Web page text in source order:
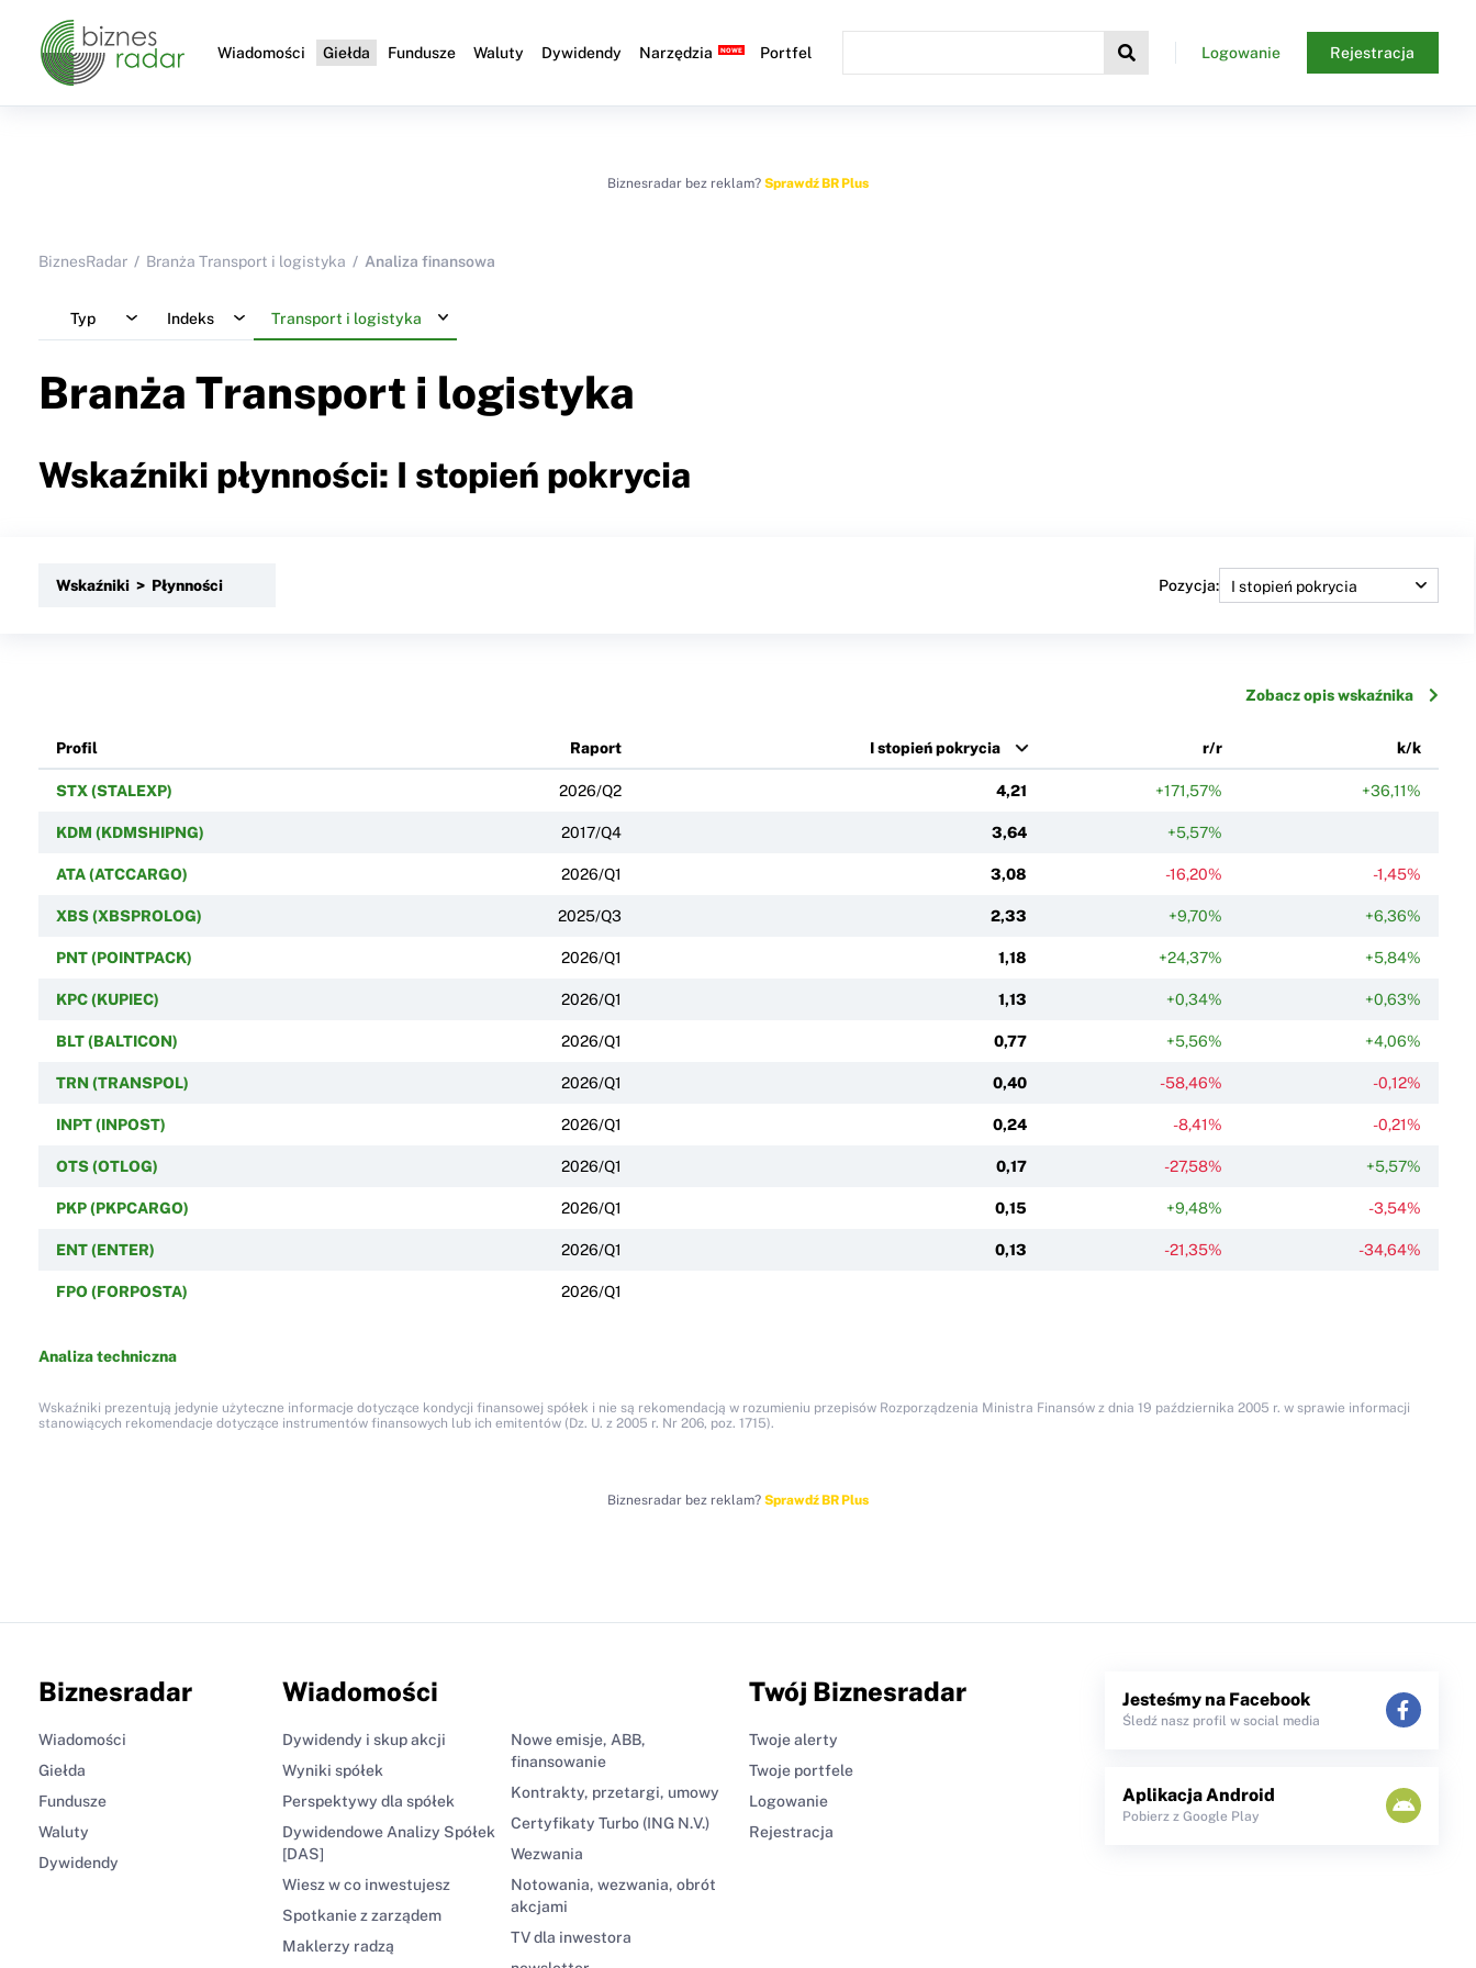
Wiadomości Giełda Fundusze Waluty Dywidendy Narzędzia Portfel Logowanie Rejestracja
Biznesradar bez reklam? Sprawdź BR Plus
BiznesRadar Branża Transport i logistyka Analiza finansowa
Typ Indeks Transport i logistyka
Branża Transport i logistyka
Wskaźniki płynności: I stopień pokrycia
Wskaźniki > Płynności Pozycja:
Zobacz opis wskaźnika
Profil Raport I stopień pokrycia r/r k/k
STX (STALEXP) 2026/Q2 4,21 +171,57% +36,11%
KDM (KDMSHIPNG) 2017/Q4 3,64 +5,57%
ATA (ATCCARGO) 2026/Q1 3,08 -16,20% -1,45%
XBS (XBSPROLOG) 2025/Q3 2,33 +9,70% +6,36%
PNT (POINTPACK) 2026/Q1 1,18 +24,37% +5,84%
KPC (KUPIEC) 2026/Q1 1,13 +0,34% +0,63%
BLT (BALTICON) 2026/Q1 0,77 +5,56% +4,06%
TRN (TRANSPOL) 2026/Q1 0,40 -58,46% -0,12%
INPT (INPOST) 2026/Q1 0,24 -8,41% -0,21%
OTS (OTLOG) 2026/Q1 0,17 -27,58% +5,57%
PKP (PKPCARGO) 2026/Q1 0,15 +9,48% -3,54%
ENT (ENTER) 2026/Q1 0,13 -21,35% -34,64%
FPO (FORPOSTA) 2026/Q1
Analiza techniczna
Wskaźniki prezentują jedynie użyteczne informacje dotyczące kondycji finansowej spółek i nie są rekomendacją w rozumieniu przepisów Rozporządzenia Ministra Finansów z dnia 19 października 2005 r. w sprawie informacji
stanowiących rekomendacje dotyczące instrumentów finansowych lub ich emitentów (Dz. U. z 2005 r. Nr 206, poz. 1715).
Biznesradar bez reklam? Sprawdź BR Plus
Biznesradar
Wiadomości
Giełda
Fundusze
Waluty
Dywidendy
Wiadomości
Dywidendy i skup akcji
Wyniki spółek
Perspektywy dla spółek
Dywidendowe Analizy Spółek
[DAS]
Wiesz w co inwestujesz
Spotkanie z zarządem
Maklerzy radzą
Nowe emisje, ABB,
finansowanie
Kontrakty, przetargi, umowy
Certyfikaty Turbo (ING N.V.)
Wezwania
Notowania, wezwania, obrót
akcjami
TV dla inwestora
Twój Biznesradar
Twoje alerty
Twoje portfele
Logowanie
Rejestracja
Jesteśmy na Facebook
Śledź nasz profil w social media
Aplikacja Android
Pobierz z Google Play